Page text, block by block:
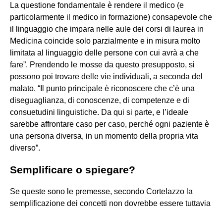
La questione fondamentale è rendere il medico (e
particolarmente il medico in formazione) consapevole che
il linguaggio che impara nelle aule dei corsi di laurea in
Medicina coincide solo parzialmente e in misura molto
limitata al linguaggio delle persone con cui avrà a che
fare”. Prendendo le mosse da questo presupposto, si
possono poi trovare delle vie individuali, a seconda del
malato. “Il punto principale è riconoscere che c’è una
diseguaglianza, di conoscenze, di competenze e di
consuetudini linguistiche. Da qui si parte, e l’ideale
sarebbe affrontare caso per caso, perché ogni paziente è
una persona diversa, in un momento della propria vita
diverso”.
Semplificare o spiegare?
Se queste sono le premesse, secondo Cortelazzo la
semplificazione dei concetti non dovrebbe essere tuttavia